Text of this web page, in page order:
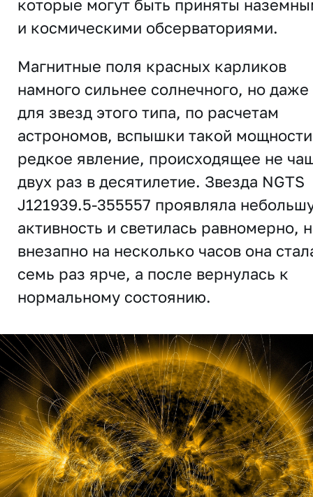
которые могут быть приняты
и космическими обсерваториями.
Магнитные поля красных карликов
намного сильнее солнечного, но даже
для звезд этого типа, по расчетам
астрономов, вспышки такой
редкое явление, происходящее не
двух раз в десятилетие. Звезда NGTS
J121939.5-355557 проявляла
активность и светилась равномерно,
внезапно на несколько часов она
семь раз ярче, а после вернулась к
нормальному состоянию.